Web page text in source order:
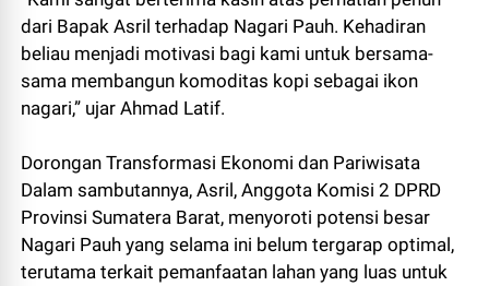
dari Bapak Asril terhadap Nagari Pauh. Kehadiran
beliau menjadi motivasi bagi kami untuk bersama-
sama membangun komoditas kopi sebagai ikon
nagari,” ujar Ahmad Latif.
Dorongan Transformasi Ekonomi dan Pariwisata
Dalam sambutannya, Asril, Anggota Komisi 2 DPRD
Provinsi Sumatera Barat, menyoroti potensi besar
Nagari Pauh yang selama ini belum tergarap optimal,
terutama terkait pemanfaatan lahan yang luas untuk